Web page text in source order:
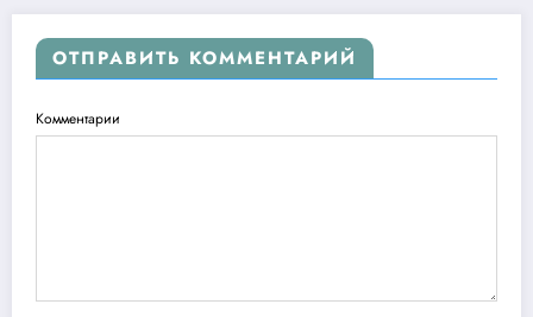
ОТПРАВИТЬ КОММЕНТАРИЙ
Комментарии